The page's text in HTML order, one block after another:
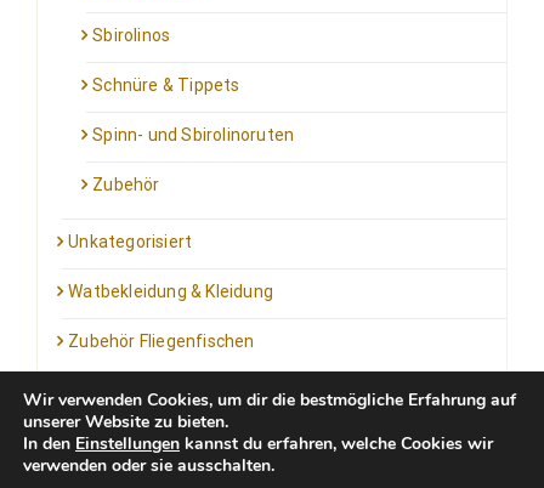
Sbirolinos
Schnüre & Tippets
Spinn- und Sbirolinoruten
Zubehör
Unkategorisiert
Watbekleidung & Kleidung
Zubehör Fliegenfischen
Kontakt: info@outfortrout.de
Wir verwenden Cookies, um dir die bestmögliche Erfahrung auf
unserer Website zu bieten.
In den Einstellungen kannst du erfahren, welche Cookies wir
verwenden oder sie ausschalten.